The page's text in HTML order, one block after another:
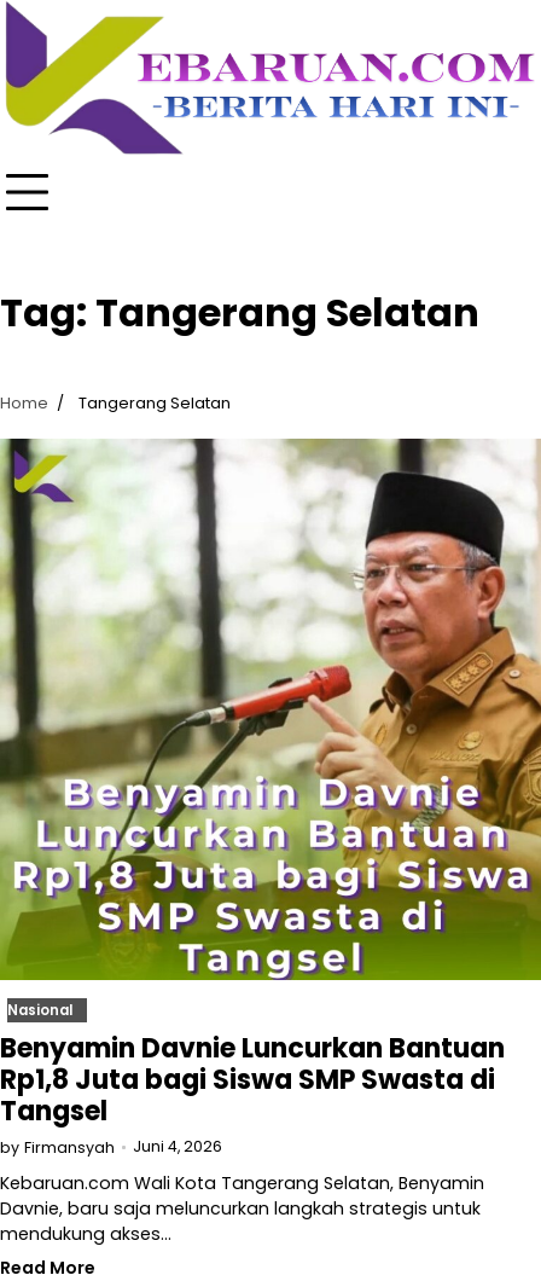
Skip
content
Tag: Tangerang Selatan
Home Tangerang Selatan
Nasional
Benyamin Davnie Luncurkan Bantuan
Rp1,8 Juta bagi Siswa SMP Swasta di
Tangsel
by Firmansyah Juni 4, 2026
Kebaruan.com Wali Kota Tangerang Selatan, Benyamin
Davnie, baru saja meluncurkan langkah strategis untuk
mendukung akses…
Read More